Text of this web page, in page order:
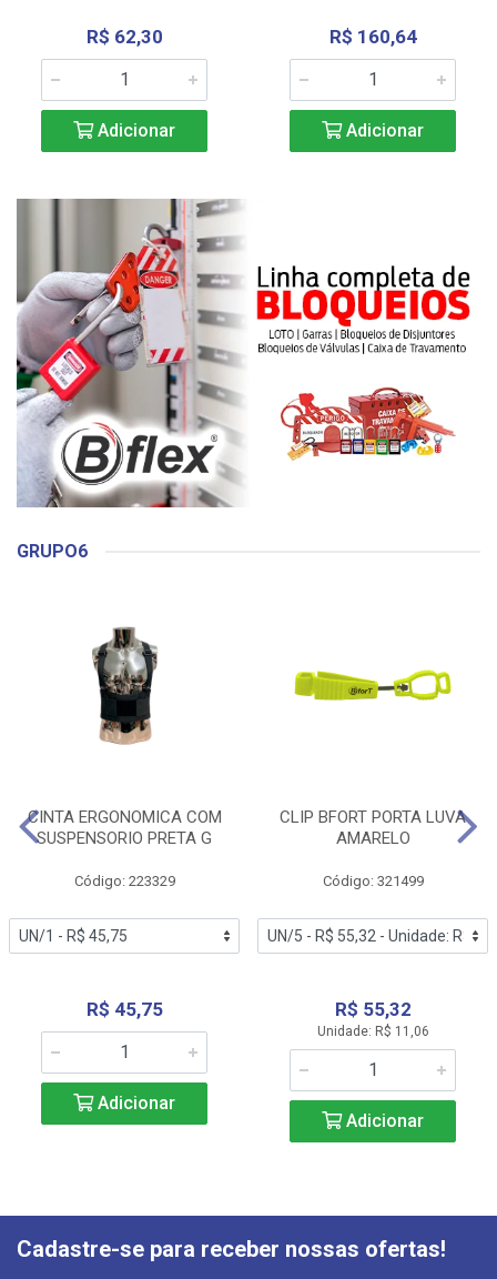
R$ 62,30
Adicionar
R$ 160,64
Adicionar
GRUPO6
CINTA ERGONOMICA COM
SUSPENSORIO PRETA G
Código: 223329
R$ 45,75
Adicionar
CLIP BFORT PORTA LUVA
AMARELO
Código: 321499
R$ 55,32
Unidade: R$ 11,06
Adicionar
Cadastre-se para receber nossas ofertas!